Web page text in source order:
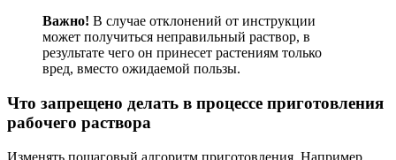
Важно! В случае отклонений от инструкции
может получиться неправильный раствор, в
результате чего он принесет растениям только
вред, вместо ожидаемой пользы.
Что запрещено делать в процессе приготовления
рабочего раствора
Изменять пошаговый алгоритм приготовления. Например,